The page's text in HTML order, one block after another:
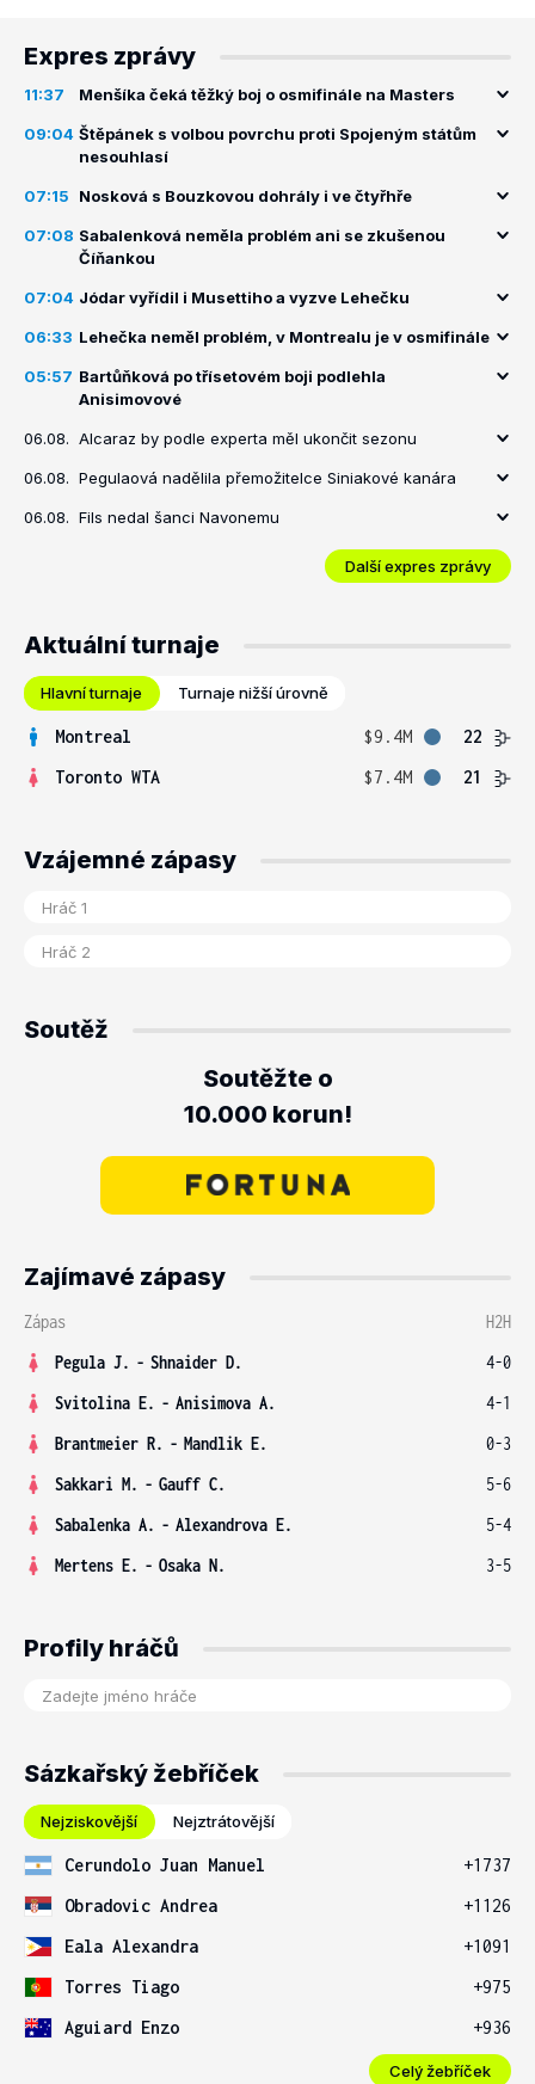
Expres zprávy
11:37 Menšíka čeká těžký boj o osmifinále na Masters
09:04 Štěpánek s volbou povrchu proti Spojeným státům
nesouhlasí
07:15 Nosková s Bouzkovou dohrály i ve čtyřhře
07:08 Sabalenková neměla problém ani se zkušenou
Číňankou
07:04 Jódar vyřídil i Musettiho a vyzve Lehečku
06:33 Lehečka neměl problém, v Montrealu je v osmifinále
05:57 Bartůňková po třísetovém boji podlehla
Anisimovové
06.08. Alcaraz by podle experta měl ukončit sezonu
06.08. Pegulaová nadělila přemožitelce Siniakové kanára
06.08. Fils nedal šanci Navonemu
Další expres zprávy
Aktuální turnaje
Hlavní turnaje Turnaje nižší úrovně
Montreal $9.4M
22
Toronto WTA
$7.4M 21
Vzájemné zápasy
Soutěž
Soutěžte o
10.000 korun!
Zajímavé zápasy
Zápas
H2H
Pegula J. - Shnaider D.
4-0
Svitolina E. - Anisimova A.
4-1
Brantmeier R. - Mandlik E.
0-3
Sakkari M. - Gauff C.
5-6
Sabalenka A. - Alexandrova E.
5-4
Mertens E. - Osaka N. 3-5
Profily hráčů
Sázkařský žebříček
Nejziskovější Nejztrátovější
Cerundolo Juan Manuel
+1737
Obradovic Andrea
+1126
Eala Alexandra
+1091
Torres Tiago
+975
Aguiard Enzo
+936
Celý žebříček